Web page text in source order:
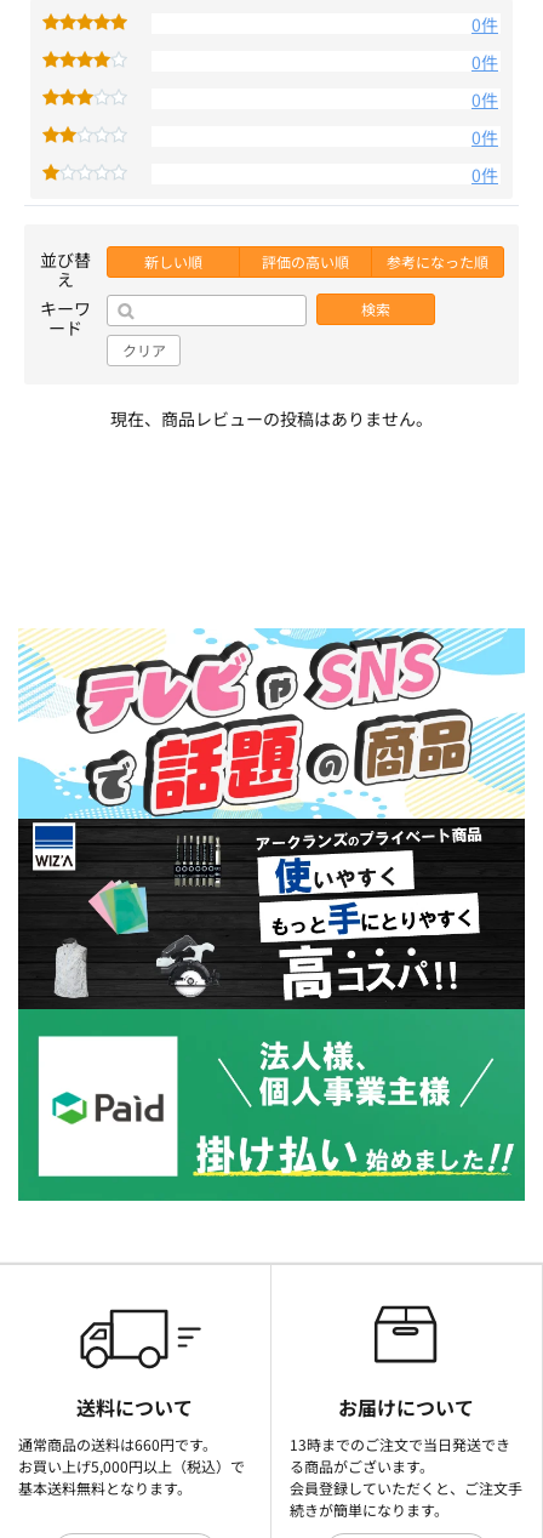
0件
0件
0件
0件
0件
並び替
え
新しい順 評価の高い順 参考になった順
キーワ
ード
検索
クリア
現在、商品レビューの投稿はありません。
送料について
通常商品の送料は660円です。
お買い上げ5,000円以上（税込）で
基本送料無料となります。
お届けについて
13時までのご注文で当日発送でき
る商品がございます。
会員登録していただくと、ご注文手
続きが簡単になります。